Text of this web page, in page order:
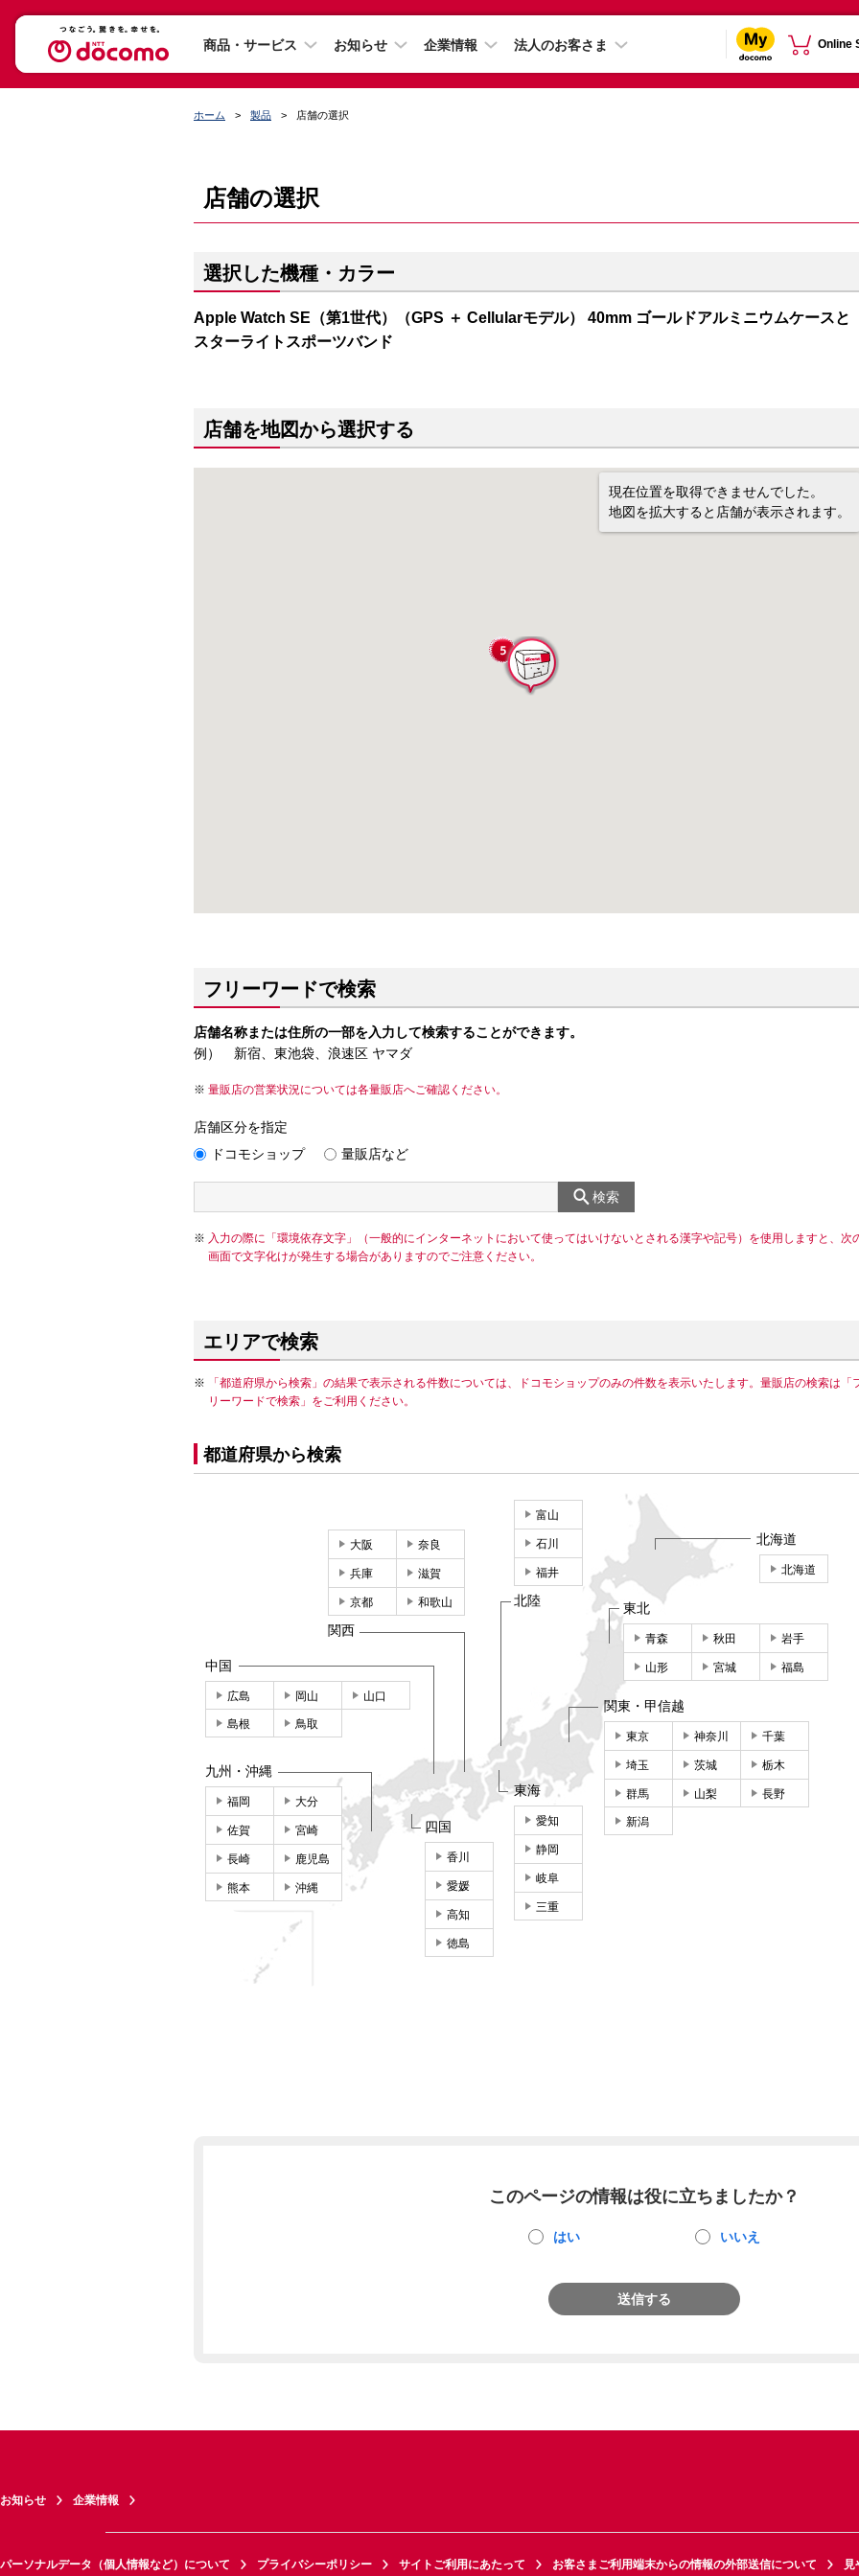
商品・サービス お知らせ 企業情報 法人のお客さま Online
ホーム 製品 店舗の選択
店舗の選択
選択した機種・カラー
Apple Watch SE（第1世代）（GPS ＋ Cellularモデル） 40mm ゴールドアルミニウムケースと
スターライトスポーツバンド
店舗を地図から選択する
現在位置を取得できませんでした。
地図を拡大すると店舗が表示されます。
フリーワードで検索
店舗名称または住所の一部を入力して検索することができます。
例） 新宿、東池袋、浪速区 ヤマダ
量販店の営業状況については各量販店へご確認ください。
店舗区分を指定
ドコモショップ
量販店など
検索
入力の際に「環境依存文字」（一般的にインターネットにおいて使ってはいけないとされる漢字や記号）を使用しますと、次
画面で文字化けが発生する場合がありますのでご注意ください。
エリアで検索
「都道府県から検索」の結果で表示される件数については、ドコモショップのみの件数を表示いたします。量販店の検索は「
リーワードで検索」をご利用ください。
都道府県から検索
北海道
北海道
東北
青森 秋田 岩手
山形 宮城 福島
関東・甲信越
東京 神奈川 千葉
埼玉 茨城 栃木
群馬 山梨 長野
新潟
東海
愛知
静岡
岐阜
三重
富山
石川
福井
北陸
大阪 奈良
兵庫 滋賀
京都 和歌山
関西
中国
広島 岡山 山口
島根 鳥取
四国
香川
愛媛
高知
徳島
九州・沖縄
福岡 大分
佐賀 宮崎
長崎 鹿児島
熊本 沖縄
このページの情報は役に立ちましたか？
はい いいえ
送信する
お知らせ 企業情報
パーソナルデータ（個人情報など）について プライバシーポリシー サイトご利用にあたって お客さまご利用端末からの情報の外部送信について 見